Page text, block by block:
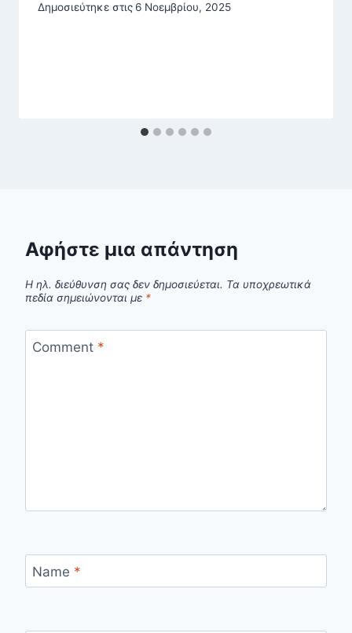
Δημοσιεύτηκε στις 6 Νοεμβρίου, 2025
Αφήστε μια απάντηση
Η ηλ. διεύθυνση σας δεν δημοσιεύεται. Τα υποχρεωτικά
πεδία σημειώνονται με *
Comment *
Name *